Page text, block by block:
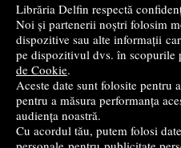
Librăria Delfin respectă
Noi și partenerii noștri folosim
dispozitive sau alte informații
pe dispozitivul dvs. în scopurile
de Cookie.
Aceste date sunt folosite pentru
pentru a măsura performanța
audiența noastră.
Cu acordul tău, putem folosi
Cele mai bune cărți de istorie
Top cărți beletristică
...toate știrile